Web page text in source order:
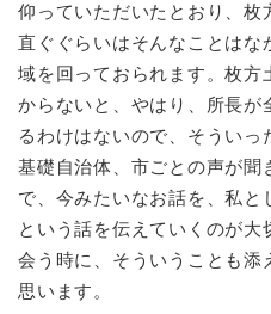
仰っていただいたとおり、枚
直ぐぐらいはそんなことは
域を回っておられます。枚方
からないと、やはり、所長
るわけはないので、そういっ
基礎自治体、市ごとの声が聞
で、今みたいなお話を、私
という話を伝えていくのが大
会う時に、そういうことも添
思います。